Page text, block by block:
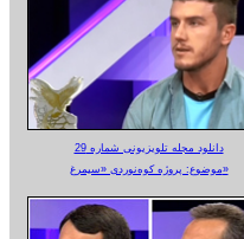
دانلود مجله تلویزیونی شماره 29
موضوع: پروژه کوه‌نوردی «سیمرغ»